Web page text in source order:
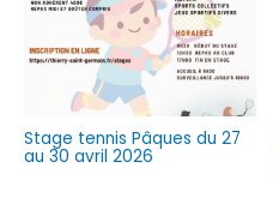
Stage tennis Pâques du 27
au 30 avril 2026